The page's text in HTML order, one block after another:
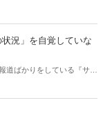
状況」を自覚していな
道ばかりをしている『サン